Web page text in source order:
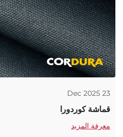
23 Dec 2025
قماشة كوردورا
معرفة المزيد